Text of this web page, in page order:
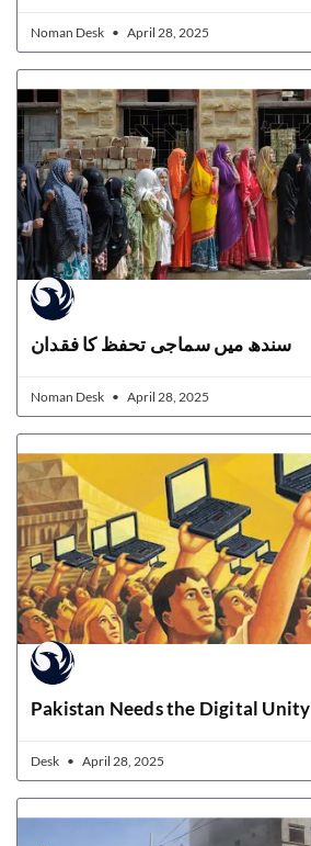
Noman Desk April 28, 2025
سندھ میں سماجی تحفظ کا فقدان
Noman Desk April 28, 2025
Pakistan Needs the Digital Unity
Desk April 28, 2025